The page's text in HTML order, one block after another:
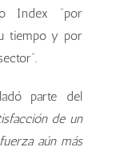
Index “por
tiempo y por
parte del
de un
aún más